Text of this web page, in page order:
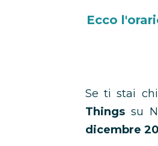
Ecco
Se ti stai
Things su
dicembre